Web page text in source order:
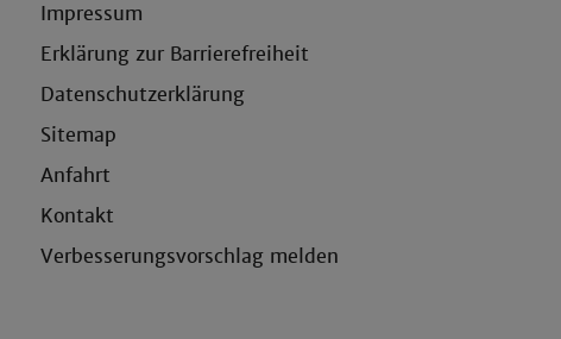
Impressum
Erklärung zur Barrierefreiheit
Datenschutzerklärung
Sitemap
Anfahrt
Kontakt
Verbesserungsvorschlag melden